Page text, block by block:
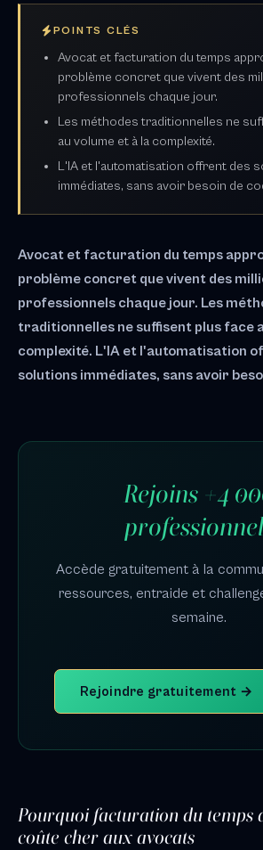
POINTS CLÉS
Avocat et facturation du temps
problème concret que vivent des
professionnels chaque jour.
Les méthodes traditionnelles ne
au volume et à la complexité.
L'IA et l'automatisation offrent des
immédiates, sans avoir besoin de
Avocat et facturation du temps
problème concret que vivent des
professionnels chaque jour. Les
traditionnelles ne suffisent plus face
complexité. L'IA et l'automatisation
solutions immédiates, sans avoir
Rejoins +4
Accède gratuitement à la
ressources, entraide et
semaine.
Rejoindre gratuitement →
Pourquoi facturation du temps
coûte cher aux avocats